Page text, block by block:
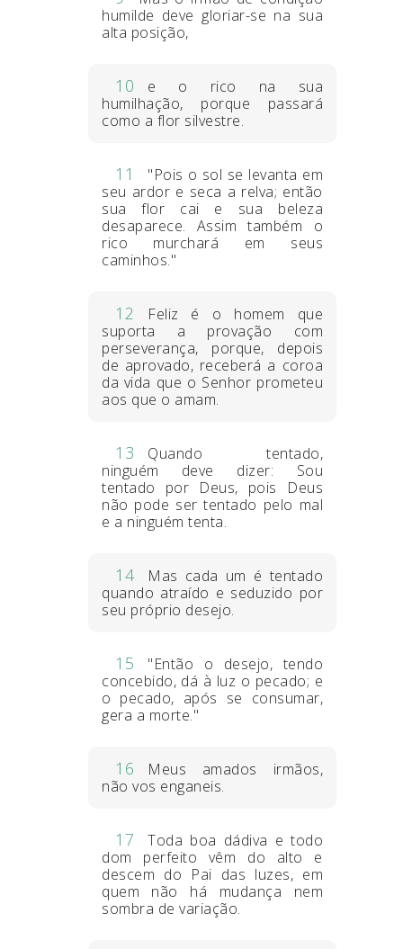
humilde deve gloriar-se na sua
alta posição,
10
e o rico na sua
humilhação, porque passará
como a flor silvestre.
11
"Pois o sol se levanta em
seu ardor e seca a relva; então
sua flor cai e sua beleza
desaparece. Assim também o
rico murchará em seus
caminhos."
12
Feliz é o homem que
suporta a provação com
perseverança, porque, depois
de aprovado, receberá a coroa
da vida que o Senhor prometeu
aos que o amam.
13
Quando tentado,
ninguém deve dizer: Sou
tentado por Deus, pois Deus
não pode ser tentado pelo mal
e a ninguém tenta.
14
Mas cada um é tentado
quando atraído e seduzido por
seu próprio desejo.
15
"Então o desejo, tendo
concebido, dá à luz o pecado; e
o pecado, após se consumar,
gera a morte."
16
Meus amados irmãos,
não vos enganeis.
17
Toda boa dádiva e todo
dom perfeito vêm do alto e
descem do Pai das luzes, em
quem não há mudança nem
sombra de variação.